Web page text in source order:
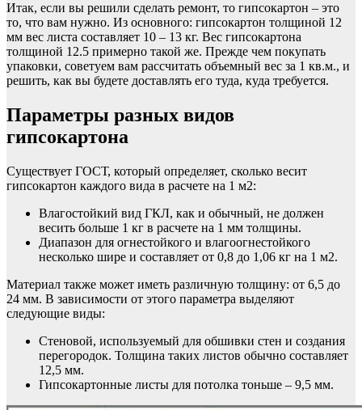
Итак, если вы решили сделать ремонт, то гипсокартон – это
то, что вам нужно. Из основного: гипсокартон толщиной 12
мм вес листа составляет 10 – 13 кг. Вес гипсокартона
толщиной 12.5 примерно такой же. Прежде чем покупать
упаковки, советуем вам рассчитать объемный вес за 1 кв.м., и
решить, как вы будете доставлять его туда, куда требуется.
Параметры разных видов
гипсокартона
Существует ГОСТ, который определяет, сколько весит
гипсокартон каждого вида в расчете на 1 м2:
Влагостойкий вид ГКЛ, как и обычный, не должен
весить больше 1 кг в расчете на 1 мм толщины.
Диапазон для огнестойкого и влагоогнестойкого
несколько шире и составляет от 0,8 до 1,06 кг на 1 м2.
Материал также может иметь различную толщину: от 6,5 до
24 мм. В зависимости от этого параметра выделяют
следующие виды:
Стеновой, используемый для обшивки стен и создания
перегородок. Толщина таких листов обычно составляет
12,5 мм.
Гипсокартонные листы для потолка тоньше – 9,5 мм.